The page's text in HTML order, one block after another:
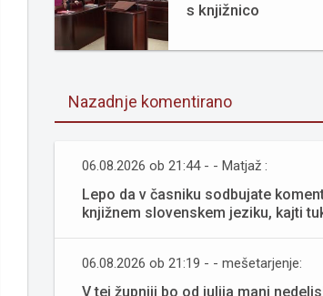
s knjižnico
Nazadnje komentirano
06.08.2026 ob 21:44 - - Matjaž :
Lepo da v časniku sodbujate
knjižnem slovenskem jeziku, kajti
06.08.2026 ob 21:19 - - mešetarjenje:
V tej župniji bo od julija manj